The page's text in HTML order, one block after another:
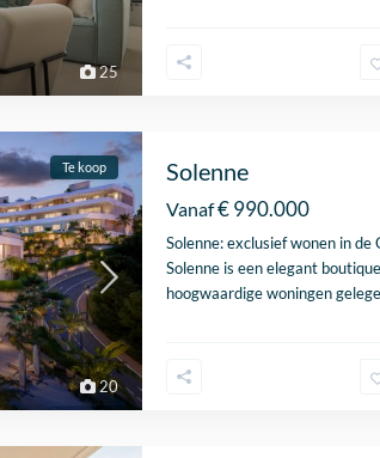
25
20
Te koop Solenne
Vanaf€ 990.000
Solenne:exclusiefwonen in de
Solenne is een elegant
hoogwaardige woningen